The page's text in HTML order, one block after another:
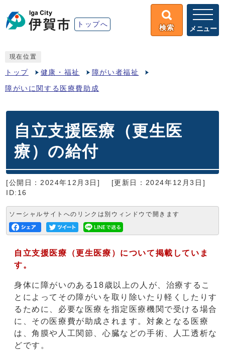
トップへ 検索 メニュー
現在位置
トップ 健康・福祉 障がい者福祉
障がいに関する医療費助成
自立支援医療（更生医
療）の給付
[公開日：2024年12月3日]
[更新日：2024年12月3日]
ID:16
ソーシャルサイトへのリンクは別ウィンドウで開きます
自立支援医療（更生医療）について掲載していま
す。
身体に障がいのある18歳以上の人が、治療するこ
とによってその障がいを取り除いたり軽くしたりす
るために、必要な医療を指定医療機関で受ける場合
に、その医療費が助成されます。対象となる医療
は、角膜や人工関節、心臓などの手術、人工透析な
どです。